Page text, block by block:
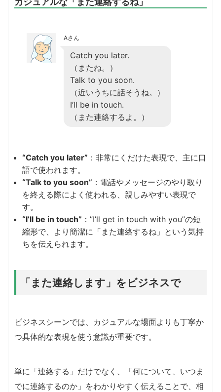
Aさん
Catch you later.
（またね。）
Talk to you soon.
（近いうちに話そうね。）
I’ll be in touch.
（また連絡するよ。）
“Catch you later” ：非常にくだけた表現で、主に口
語で使われます。
“Talk to you soon” ：電話やメッセージのやり取り
を終える際によく使われる、親しみやすい表現で
す。
“I’ll be in touch” ：”I’ll get in touch with you”の短
縮形で、より簡潔に「また連絡するね」という気持
ちを伝えられます。
「また連絡します」をビジネスで
ビジネスシーンでは、カジュアルな場面よりも丁寧か
つ具体的な表現を使う意識が重要です。
単に「連絡する」だけでなく、「何について、いつま
でに連絡するのか」をわかりやすく伝えることで、相